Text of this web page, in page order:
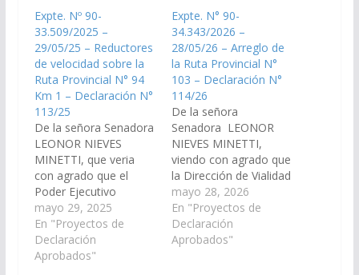
Expte. Nº 90-
33.509/2025 –
29/05/25 – Reductores
de velocidad sobre la
Ruta Provincial N° 94
Km 1 – Declaración N°
113/25
De la señora Senadora
LEONOR NIEVES
MINETTI, que veria
con agrado que el
Poder Ejecutivo
Provincial, a través de
la Dirección de Vialidad
de Salta disponga las
medidas y recursos
mayo 29, 2025
En "Proyectos de
Declaración
Aprobados"
Expte. N° 90-
34.343/2026 –
28/05/26 – Arreglo de
la Ruta Provincial N°
103 – Declaración N°
114/26
De la señora
Senadora LEONOR
NIEVES MINETTI,
viendo con agrado que
la Dirección de Vialidad
de la Provincia de Salta
arbitre los medios
necesarios para
proceder con el arreglo
mayo 28, 2026
En "Proyectos de
Declaración
Aprobados"